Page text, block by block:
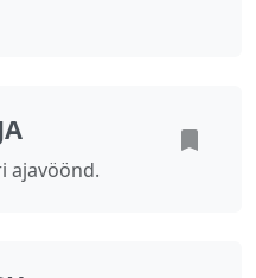
ajavöönd.